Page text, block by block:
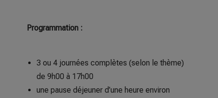
Programmation :
3 ou 4 journées complètes (selon le thème)
de 9h00 à 17h00
une pause déjeuner d’une heure environ